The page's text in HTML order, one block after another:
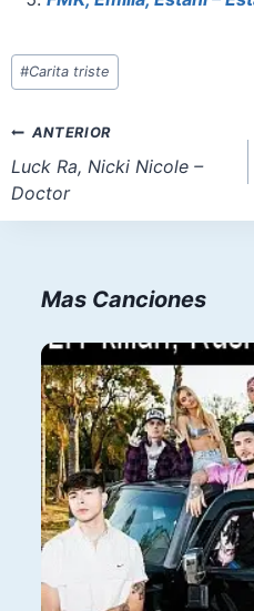
Etiquetas
de
entrada:
#Carita triste
Navegación
de
entradas
ANTERIOR
Luck Ra, Nicki Nicole –
Doctor
Mas Canciones